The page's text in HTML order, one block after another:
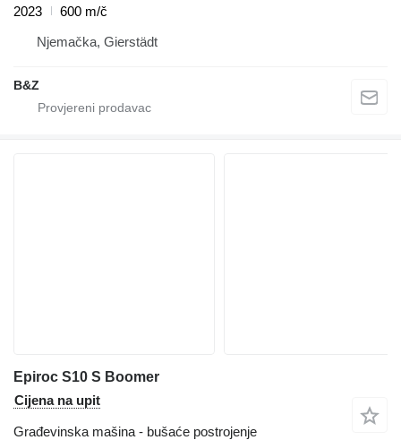
2023
600 m/č
Njemačka, Gierstädt
B&Z
Epiroc S10 S Boomer
Cijena na upit
Građevinska mašina - bušaće postrojenje